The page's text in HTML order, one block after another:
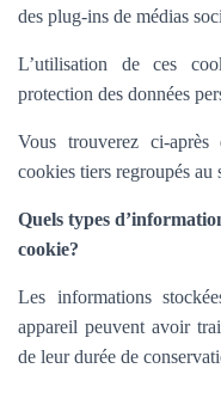
des plug-ins de médias
L’utilisation de ces
protection des données
Vous trouverez ci-
cookies tiers regroupés au
Quels types
cookie?
Les informations
appareil peuvent avoir
de leur durée de